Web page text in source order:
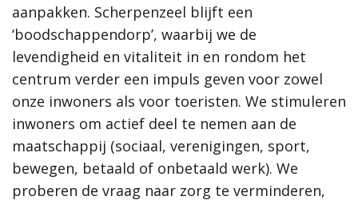
Hoe werkt de website?
Rol van de gemeente
Contact
Gebieden
Scherpenzeel Noord
Zoeken
aanpakken. Scherpenzeel blijft een
‘boodschappendorp’, waarbij we de
levendigheid en vitaliteit in en rondom het
centrum verder een impuls geven voor zowel
onze inwoners als voor toeristen. We stimuleren
inwoners om actief deel te nemen aan de
maatschappij (sociaal, verenigingen, sport,
bewegen, betaald of onbetaald werk). We
proberen de vraag naar zorg te verminderen,
aanpakken. Scherpenzeel blijft een
‘boodschappendorp’, waarbij we de
levendigheid en vitaliteit in en rondom het
centrum verder een impuls geven voor zowel
onze inwoners als voor toeristen. We stimuleren
inwoners om actief deel te nemen aan de
maatschappij (sociaal, verenigingen, sport,
bewegen, betaald of onbetaald werk). We
proberen de vraag naar zorg te verminderen,